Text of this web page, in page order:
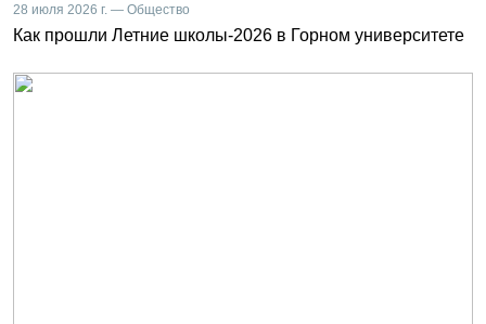
28 июля 2026 г. — Общество
Как прошли Летние школы-2026 в Горном университете